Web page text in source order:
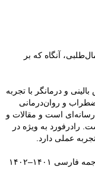
آنگاه که بر
و درمانگر با تجربه
و روان‌درمانی
رسانه‌ای است و مقالات و
رادرفورد به ویژه در
عملی دارد.